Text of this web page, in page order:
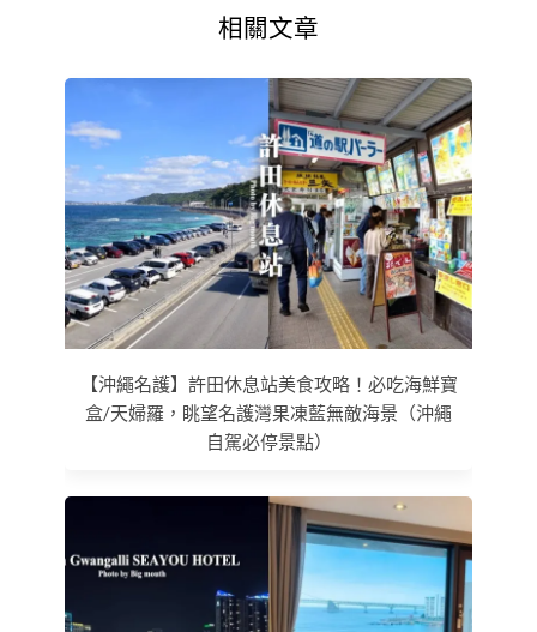
相關文章
【沖繩名護】許田休息站美食攻略！必吃海鮮寶
盒/天婦羅，眺望名護灣果凍藍無敵海景（沖繩
自駕必停景點）